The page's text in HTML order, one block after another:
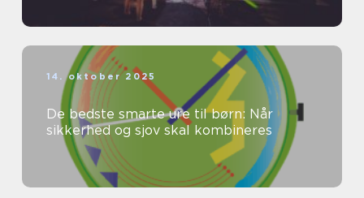
14. oktober 2025
De bedste smarte ure til børn: Når
sikkerhed og sjov skal kombineres